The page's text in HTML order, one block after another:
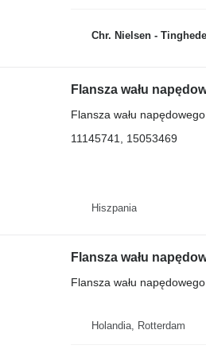
Chr. Nielsen -
Flansza wału
Flansza wału napędowego
11145741, 15053469
Hiszpania
Flansza wału
Flansza wału napędowego
Holandia, Rotterdam